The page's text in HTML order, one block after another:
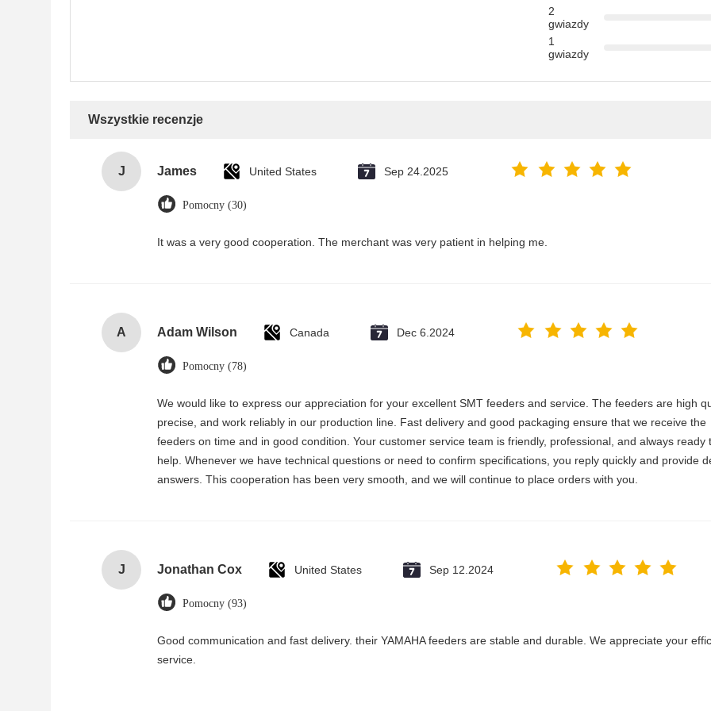
2
gwiazdy
1
gwiazdy
Wszystkie recenzje
J James United States Sep 24.2025
Pomocny (30)
It was a very good cooperation. The merchant was very patient in helping me.
A Adam Wilson Canada Dec 6.2024
Pomocny (78)
We would like to express our appreciation for your excellent SMT feeders and service. The feeders are high
precise, and work reliably in our production line. Fast delivery and good packaging ensure that we receive the
feeders on time and in good condition. Your customer service team is friendly, professional, and always ready
help. Whenever we have technical questions or need to confirm specifications, you reply quickly and provide
answers. This cooperation has been very smooth, and we will continue to place orders with you.
J Jonathan Cox United States Sep 12.2024
Pomocny (93)
Good communication and fast delivery. their YAMAHA feeders are stable and durable. We appreciate your
service.